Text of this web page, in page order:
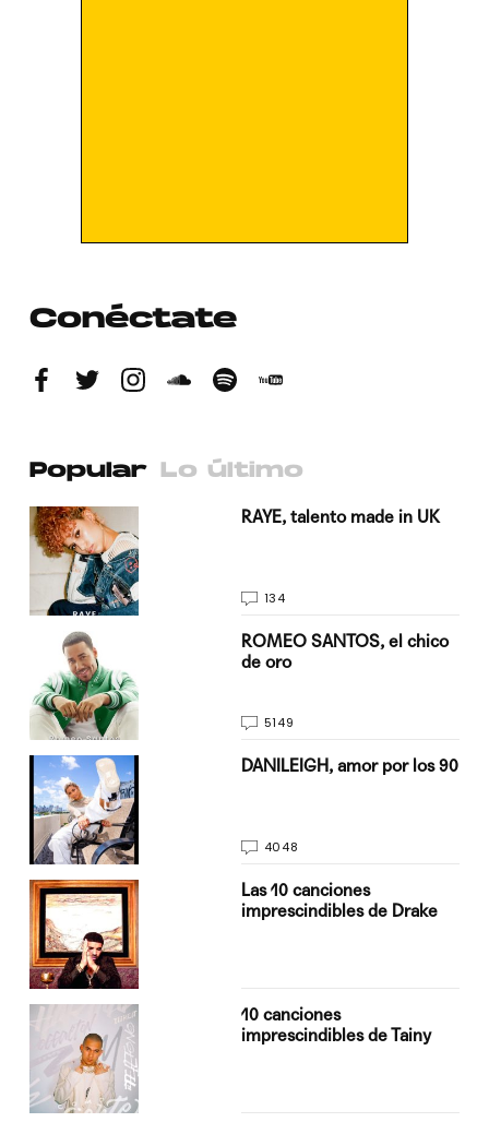
Conéctate
Popular Lo último
RAYE, talento made in UK
134
ROMEO SANTOS, el chico
de oro
5149
DANILEIGH, amor por los 90
4048
Las 10 canciones
imprescindibles de Drake
10 canciones
imprescindibles de Tainy